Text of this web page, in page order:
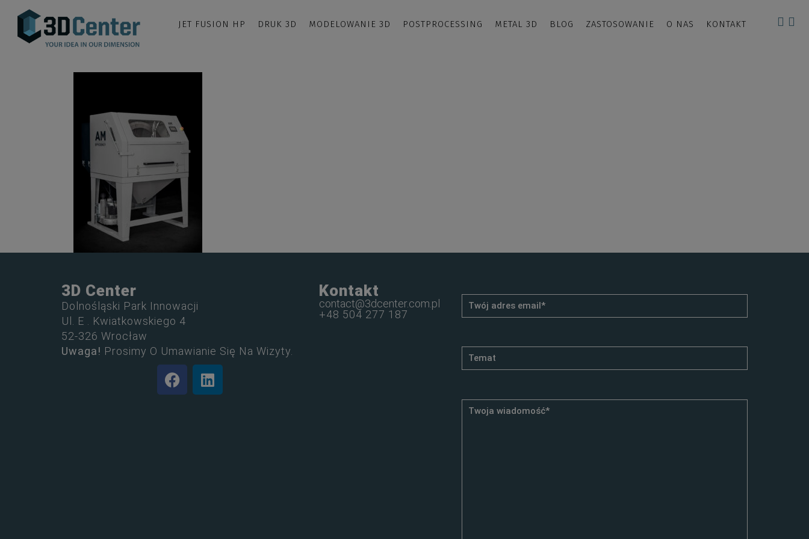
JET FUSION HP DRUK 3D MODELOWANIE 3D POSTPROCESSING METAL 3D BLOG ZASTOSOWANIE O NAS KONTAKT
3D Center
Dolnośląski Park Innowacji
Ul. E . Kwiatkowskiego 4
52-326 Wrocław
Uwaga! Prosimy O Umawianie Się Na Wizyty.
Kontakt
contact@3dcenter.com.pl
+48 504 277 187